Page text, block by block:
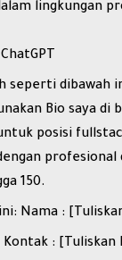
lingkungan
ChatGPT
seperti dibawah
Bio saya di
posisi
150.
Nama :
: [Tuliskan